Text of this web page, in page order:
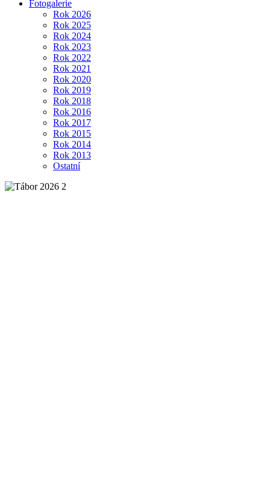
Fotogalerie
Rok 2026
Rok 2025
Rok 2024
Rok 2023
Rok 2022
Rok 2021
Rok 2020
Rok 2019
Rok 2018
Rok 2016
Rok 2017
Rok 2015
Rok 2014
Rok 2013
Ostatní